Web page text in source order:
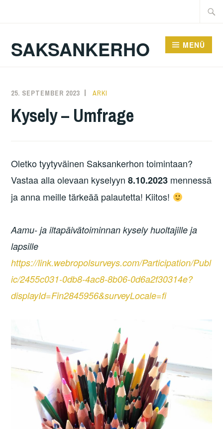
Suche
SAKSANKERHO MENÜ
25. SEPTEMBER 2023 KAREN
ARKI
Kysely – Umfrage
Oletko tyytyväinen Saksankerhon toimintaan?
Vastaa alla olevaan kyselyyn8.10.2023 mennessä
ja anna meille tärkeää palautetta! Kiitos!
Aamu- ja iltapäivätoiminnan kysely huoltajille ja
lapsille
https://link.webropolsurveys.com/Participation/Publ
ic/2455c031-0db8-4ac8-8b06-0d6a2f30314e?
displayId=Fin2845956&surveyLocale=fi